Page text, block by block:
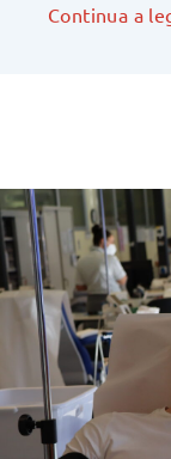
Continua a